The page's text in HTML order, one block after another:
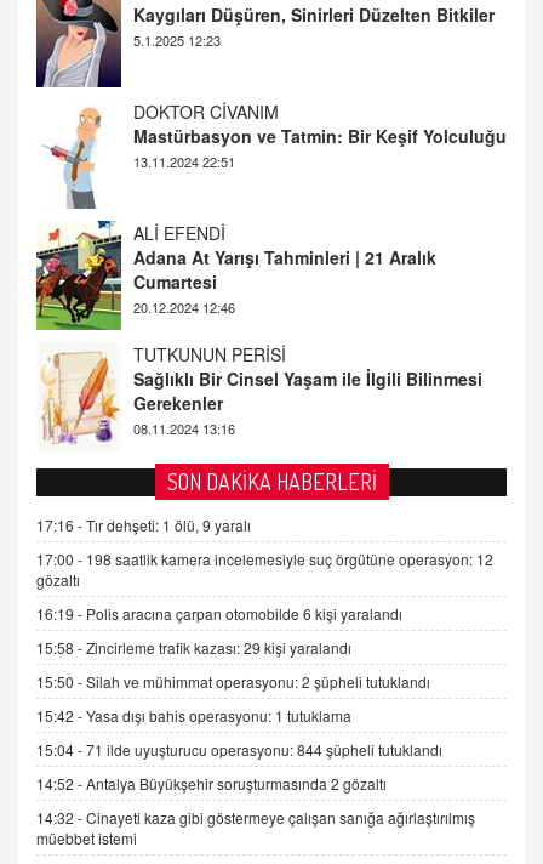
Mastürbasyon ve Tatmin: Bir Keşif Yolculuğu
13.11.2024 22:51
ALİ EFENDİ
Adana At Yarışı Tahminleri | 21 Aralık
Cumartesi
TUTKUNUN PERİSİ
Sağlıklı Bir Cinsel Yaşam ile İlgili Bilinmesi
Gerekenler
08.11.2024 13:16
FARUK ÖNALAN
Tezkere Onaylanmasaydı…
2 Kasım 2021 Salı 00:11
AV. DOĞAN CAN DOĞAN
Kişisel verilerin korunması ve dijital hukukun
gelişimi
15.09.2025 16:17
SEHER EREK
Kış Ayları Geldi, Hangi Önlemler Alınmalı?
9.12.2025 10:11
İNCİ GÜL AKÖL
Trump Keşke Adana'yı da Ziyaret Etse...
06.07.2026 13:00
ADEM AKÖL
SON DAKİKA HABERLERİ
17:16 -Tır dehşeti: 1 ölü, 9 yaralı
17:00 - 198 saatlik kamera incelemesiyle suç örgütüne operasyon: 12
gözaltı
16:19 - Polis aracına çarpan otomobilde 6 kişi yaralandı
15:58 -Zincirleme trafik kazası: 29 kişi yaralandı
15:50 -Silah ve mühimmat operasyonu: 2 şüpheli tutuklandı
15:42 -Yasa dışı bahis operasyonu: 1 tutuklama
15:04 -71 ilde uyuşturucu operasyonu: 844 şüpheli tutuklandı
14:52 -Antalya Büyükşehir soruşturmasında 2 gözaltı
14:32 -Cinayeti kaza gibi göstermeye çalışan sanığa ağırlaştırılmış
müebbet istemi